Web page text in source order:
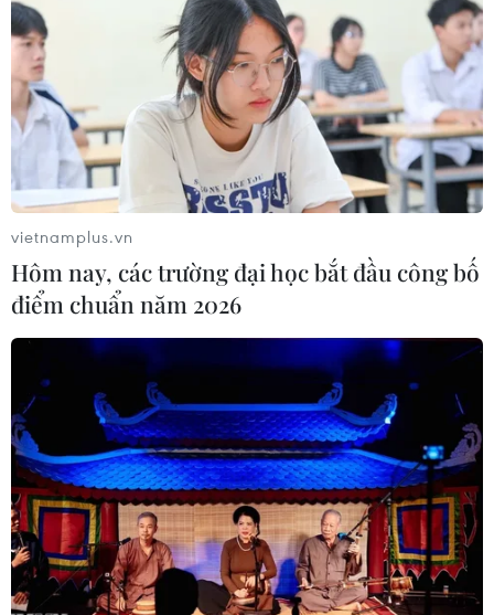
Triển lãm và trưng bày tư liệu “Hoàng Sa,
Trường Sa của Việt Nam”
12/12/2016 14:43
Tối 12/12, tại thị xã Sông Cầu, tỉnh Phú Yên tổ chức triển
lãm bản đồ và trưng bày tư liệu “Hoàng Sa, Trường Sa
của Việt Nam - Những bằng chứng lịch sử và pháp lý.”
vietnamplus.vn
Hôm nay, các trường đại học bắt đầu công bố
điểm chuẩn năm 2026